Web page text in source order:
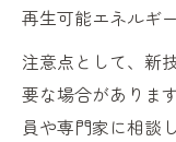
再生可能エネルギ
注意点として、新
要な場合がありま
員や専門家に相談